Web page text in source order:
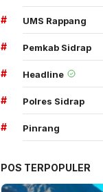
# UMS Rappang
# Pemkab Sidrap
# Headline
# Polres Sidrap
# Pinrang
POS TERPOPULER